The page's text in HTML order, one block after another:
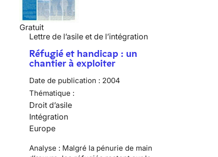
Gratuit
Lettre de l’asile et de l’intégration
Réfugié et handicap : un
chantier à exploiter
Date de publication : 2004
Thématique :
Droit d’asile
Intégration
Europe
Analyse : Malgré la pénurie de main